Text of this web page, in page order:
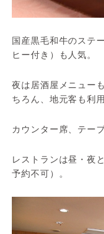
国産黒毛和牛のステ
ヒー付き）も人気。
夜は居酒屋メニュー
ちろん、地元客も利
カウンター席、テー
レストランは昼・夜
予約不可）。